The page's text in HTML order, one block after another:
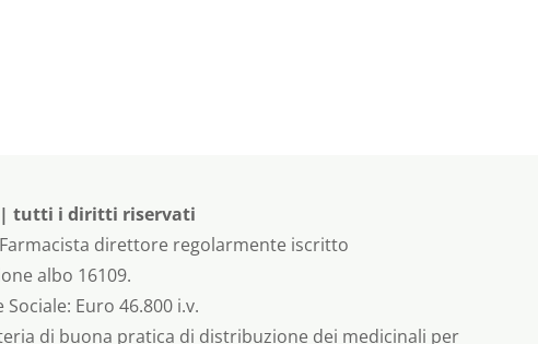
| tutti i diritti riservati
direttore regolarmente iscritto
albo 16109.
Euro 46.800 i.v.
di buona pratica di distribuzione dei medicinali per